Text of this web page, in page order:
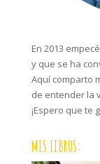
En 2013
y que se ha
Aquí comparto
de entender la
¡Espero que te
MIS LIBROS: